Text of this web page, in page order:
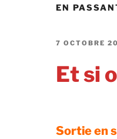
EN
PUBLIÉ
7 OCTOBRE
Et si
Sortie en